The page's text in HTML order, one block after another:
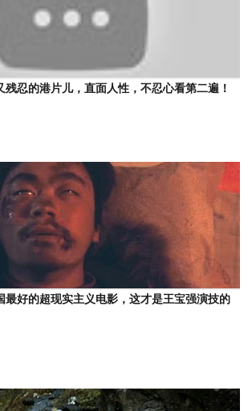
残忍的港片儿，直面人性，不忍心看第二遍！
最好的超现实主义电影，这才是王宝强演技的